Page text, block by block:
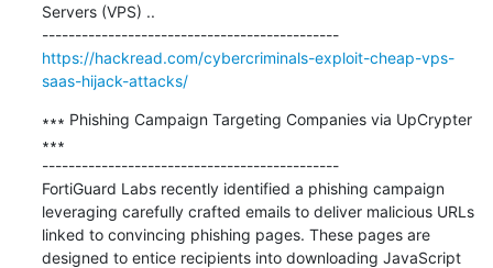
Servers (VPS) ..
---------------------------------------------
https://hackread.com/cybercriminals-exploit-cheap-vps-
saas-hijack-attacks/
∗∗∗ Phishing Campaign Targeting Companies via UpCrypter
∗∗∗
---------------------------------------------
FortiGuard Labs recently identified a phishing campaign
leveraging carefully crafted emails to deliver malicious URLs
linked to convincing phishing pages. These pages are
designed to entice recipients into downloading JavaScript